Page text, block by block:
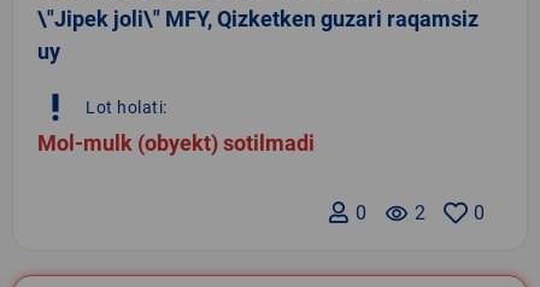
\"Jipek joli\" MFY, Qizketken guzari raqamsiz
uy
priority_high Lot holati:
Mol-mulk (obyekt) sotilmadi
0
remove_red_eye 2
0